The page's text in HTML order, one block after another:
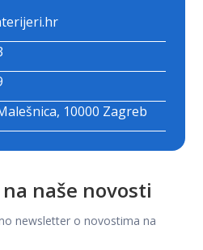
10000 Zagreb
naše novosti
newsletter o novostima na